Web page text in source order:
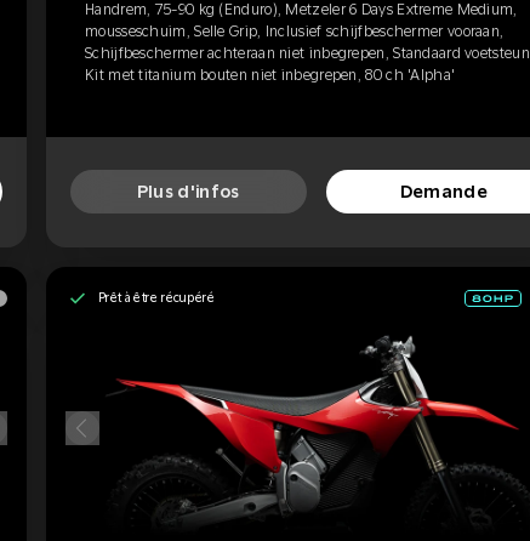
Handrem, 75-90 kg (Enduro), Metzeler 6 Days Extreme Medium,
mousseschuim, Selle Grip, Inclusief schijfbeschermer vooraan,
Schijfbeschermer achteraan niet inbegrepen, Standaard voetsteun,
Kit met titanium bouten niet inbegrepen, 80 ch 'Alpha'
Plus d'infos Demande
Prêt à être récupéré